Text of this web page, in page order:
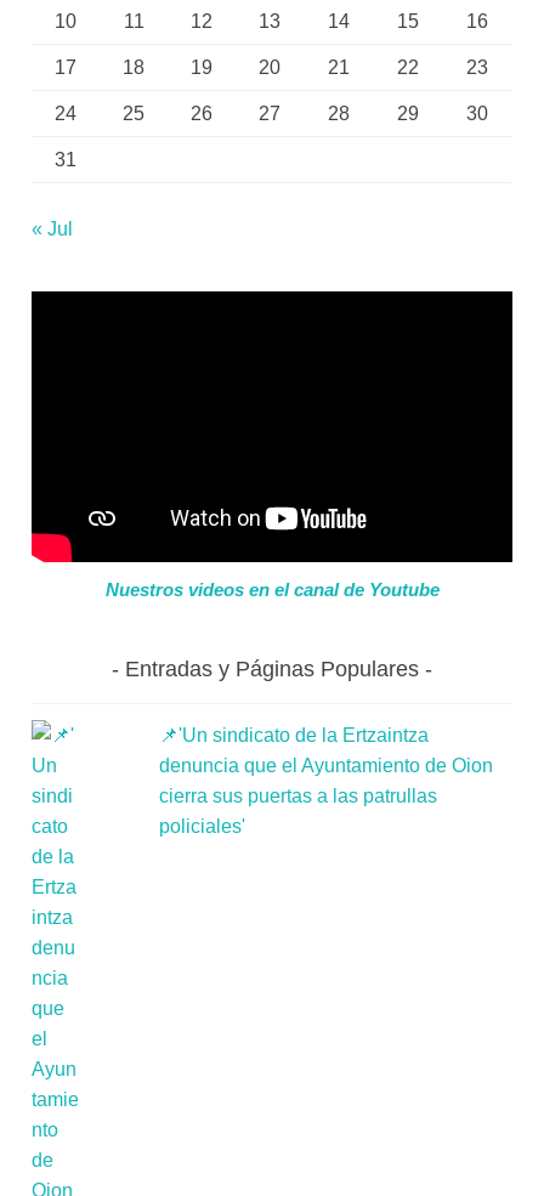
10 11 12 13 14 15 16
17 18 19 20 21 22 23
24 25 26 27 28 29 30
31
« Jul
Nuestros videos en el canal de Youtube
Entradas y Páginas Populares
📌'Un sindicato de la Ertzaintza
denuncia que el Ayuntamiento de Oion
cierra sus puertas a las patrullas
policiales'